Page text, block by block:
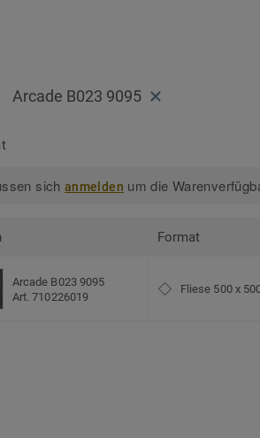
Arcade B023 9095
sichanmelden um die
Format
Arcade B023 9095
Art. 710226019
Fliese 500 x